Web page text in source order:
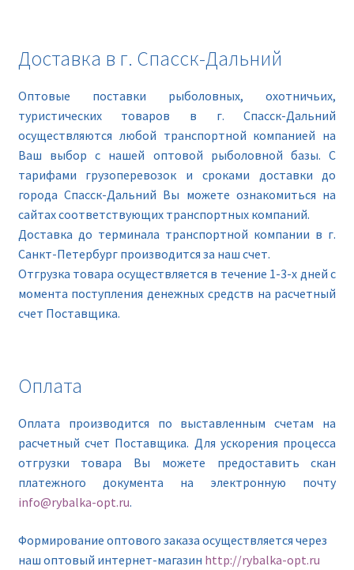
Доставка в г. Спасск-Дальний
Оптовые поставки рыболовных, охотничьих,
туристических товаров в г. Спасск-Дальний
осуществляются любой транспортной компанией на
Ваш выбор с нашей оптовой рыболовной базы. С
тарифами грузоперевозок и сроками доставки до
города Спасск-Дальний Вы можете ознакомиться на
сайтах соответствующих транспортных компаний.
Доставка до терминала транспортной компании в г.
Санкт-Петербург производится за наш счет.
Отгрузка товара осуществляется в течение 1-3-х дней с
момента поступления денежных средств на расчетный
счет Поставщика.
Оплата
Оплата производится по выставленным счетам на
расчетный счет Поставщика. Для ускорения процесса
отгрузки товара Вы можете предоставить скан
платежного документа на электронную почту
info@rybalka-opt.ru.
Формирование оптового заказа осуществляется через
наш оптовый интернет-магазин http://rybalka-opt.ru